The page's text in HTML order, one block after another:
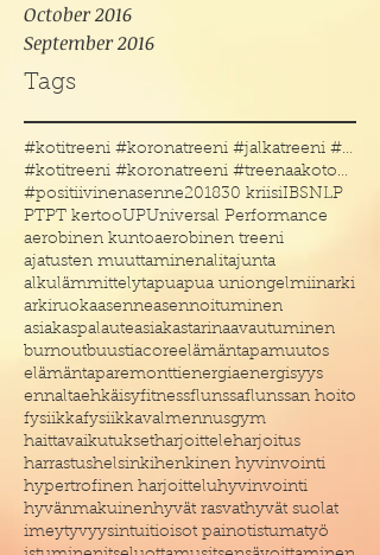
October 2016
September 2016
Tags
#kotitreeni #koronatreeni #jalkatreeni #treenakoto
#kotitreeni #koronatreeni #treenaakotona #treenaau
#positiivinenasenne201830 kriisiIBSNLP
PTPT kertooUPUniversal Performance
aerobinen kuntoaerobinen treeni
ajatusten muuttaminenalitajunta
alkulämmittelytapuapua uniongelmiinarki
arkiruokaasenneasennoituminen
asiakaspalauteasiakastarinaavautuminen
burnoutbuustiacoreelämäntapamuutos
elämäntaparemonttienergiaenergisyys
ennaltaehkäisyfitnessflunssaflunssan hoito
fysiikkafysiikkavalmennusgym
haittavaikutuksetharjoitteleharjoitus
harrastushelsinkihenkinen hyvinvointi
hypertrofinen harjoitteluhyvinvointi
hyvänmakuinenhyvät rasvathyvät suolat
imeytyvyysintuitioisot painotistumatyö